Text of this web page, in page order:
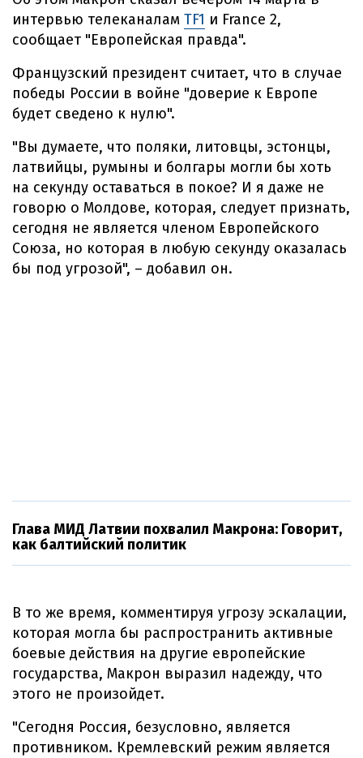
интервью телеканалам TF1 и France 2,
сообщает "Европейская правда".
Французский президент считает, что в случае
победы России в войне "доверие к Европе
будет сведено к нулю".
"Вы думаете, что поляки, литовцы, эстонцы,
латвийцы, румыны и болгары могли бы хоть
на секунду оставаться в покое? И я даже не
говорю о Молдове, которая, следует признать,
сегодня не является членом Европейского
Союза, но которая в любую секунду оказалась
бы под угрозой", – добавил он.
Глава МИД Латвии похвалил Макрона: Говорит,
как балтийский политик
В то же время, комментируя угрозу эскалации,
которая могла бы распространить активные
боевые действия на другие европейские
государства, Макрон выразил надежду, что
этого не произойдет.
"Сегодня Россия, безусловно, является
противником. Кремлевский режим является